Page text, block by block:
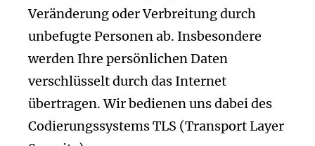
Veränderung oder Verbreitung durch
unbefugte Per­sonen ab. Insbesondere
werden Ihre persönlichen Daten
verschlüsselt durch das Internet
übertragen. Wir bedienen uns dabei des
Codierungssystems TLS (Transport Layer